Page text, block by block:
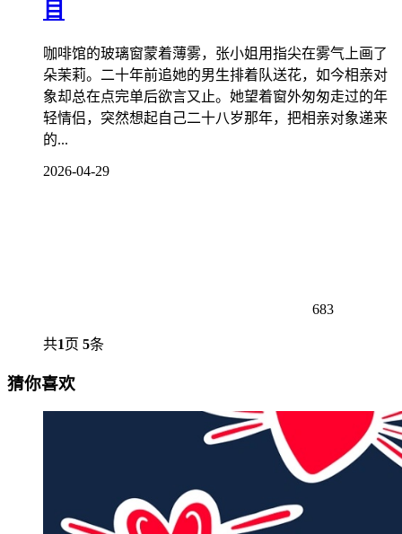
目
咖啡馆的玻璃窗蒙着薄雾，张小姐用指尖在雾气上画了
朵茉莉。二十年前追她的男生排着队送花，如今相亲对
象却总在点完单后欲言又止。她望着窗外匆匆走过的年
轻情侣，突然想起自己二十八岁那年，把相亲对象递来
的...
2026-04-29
683
共1页 5条
猜你喜欢